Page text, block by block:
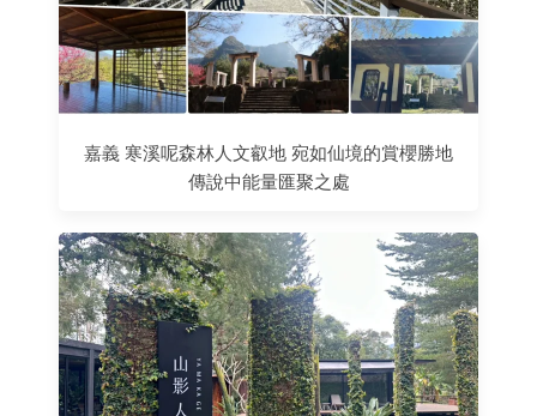
嘉義 寒溪呢森林人文叡地 宛如仙境的賞櫻勝地
傳說中能量匯聚之處